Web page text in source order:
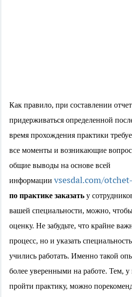
Как правило, при составлении
придерживаться определенной
время прохождения практики
все моменты и возникающие
общие выводы на основе всей
информации vsesdal.com/
по практике заказать у
вашей специальности, можно,
оценку. Не забудьте, что крайне
процесс, но и указать
учились работать. Именно такой
более уверенными на работе. Тем, у
пройти практику, можно